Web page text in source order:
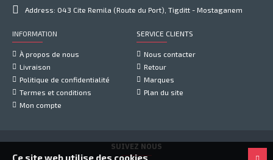
Address: 043 Cite Remila (Route du Port), Tigditt - Mostaganem
INFORMATION
À propos de nous
Livraison
Politique de confidentialité
Termes et conditions
Mon compte
SERVICE CLIENTS
Nous contacter
Retour
Marques
Plan du site
SUIVEZ NOUS
Ce site web utilise des cookies